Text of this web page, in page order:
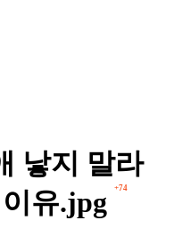
낳지 말라
유.jpg
+74